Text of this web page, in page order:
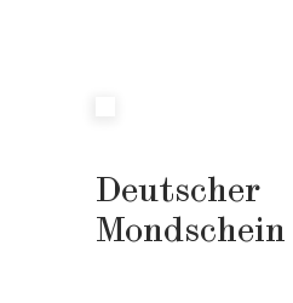
Deutscher
Mondschein